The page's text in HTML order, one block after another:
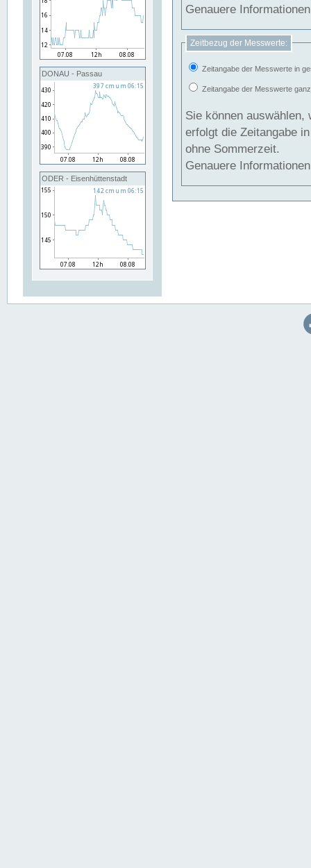
DONAU - Passau
ODER - Eisenhüttenstadt
Genauere
Zeitbezug der Messwerte:
Zeitangabe der Messwerte in
Zeitangabe der Messwerte
Sie können auswählen,
erfolgt die Zeitangabe
ohne Sommerzeit.
Genauere